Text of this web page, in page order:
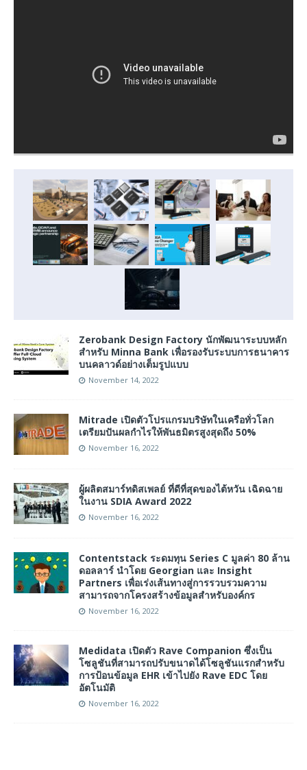
Zerobank Design Factory นักพัฒนาระบบหลัก
สำหรับ Minna Bank เพื่อรองรับระบบการธนาคาร
บนคลาวด์อย่างเต็มรูปแบบ
November 14, 2022
Mitrade เปิดตัวโปรแกรมบริษัทในเครือทั่วโลก
เตรียมปันผลกำไรให้พันธมิตรสูงสุดถึง 50%
November 16, 2022
ผู้ผลิตสมาร์ทดิสเพลย์ ที่ดีที่สุดของไต้หวัน เฉิดฉาย
ในงาน SDIA Award 2022
November 16, 2022
Contentstack ระดมทุน Series C มูลค่า 80 ล้าน
ดอลลาร์ นำโดย Georgian และ Insight
Partners เพื่อเร่งเส้นทางสู่การรวบรวมความ
สามารถจากโครงสร้างข้อมูลสำหรับองค์กร
November 16, 2022
Medidata เปิดตัว Rave Companion ซึ่งเป็น
โซลูชันที่สามารถปรับขนาดได้โซลูชันแรกสำหรับ
การป้อนข้อมูล EHR เข้าไปยัง Rave EDC โดย
อัตโนมัติ
November 16, 2022